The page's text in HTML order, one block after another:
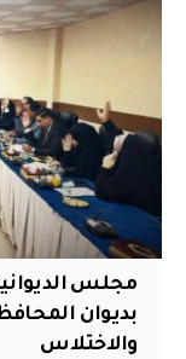
مجلس
بديوان
والاختلاس